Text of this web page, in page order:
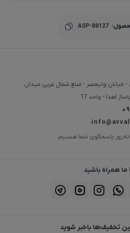
ASP-88127
- خیابان ولیعصر - ضلع شمال غربی میدان
اهدا - واحد 17
ما همراه باشید
تخفیف‌ها باخبر شوید